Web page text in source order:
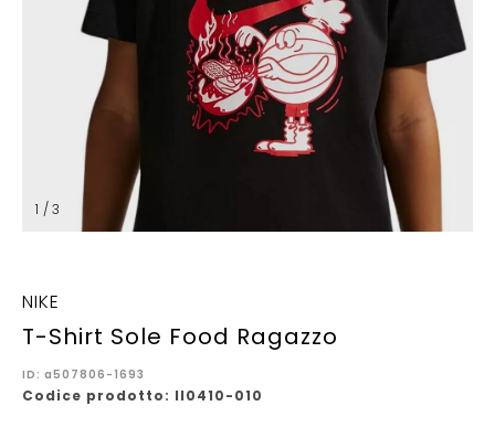
1 / 3
NIKE
T-Shirt Sole Food Ragazzo
ID: a507806-1693
Codice prodotto: II0410-010